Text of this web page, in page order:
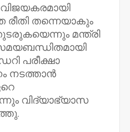
രീതി തന്നെയാകും
മന്ത്രി
പരീക്ഷാ
നടത്താൻ
വിദ്യാഭ്യാസ